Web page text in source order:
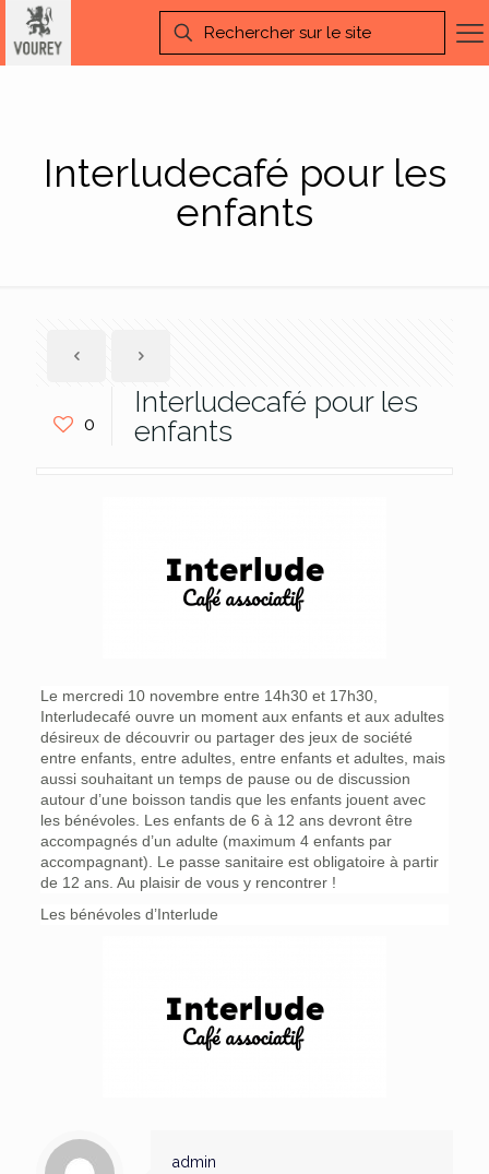
Interludecafé pour les
enfants
0
Interludecafé pour les
enfants
Le mercredi 10 novembre entre 14h30 et 17h30,
Interludecafé ouvre un moment aux enfants et aux adultes
désireux de découvrir ou partager des jeux de société
entre enfants, entre adultes, entre enfants et adultes, mais
aussi souhaitant un temps de pause ou de discussion
autour d’une boisson tandis que les enfants jouent avec
les bénévoles. Les enfants de 6 à 12 ans devront être
accompagnés d’un adulte (maximum 4 enfants par
accompagnant). Le passe sanitaire est obligatoire à partir
de 12 ans. Au plaisir de vous y rencontrer !
Les bénévoles d’Interlude
admin